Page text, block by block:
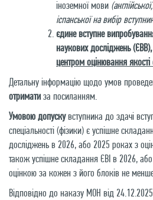
іноземної мови
іспанської на вибір
єдине вступне
наукових досліджень (ЄВВ),
центром оцінювання якості
Детальну інформацію щодо умов
отриматиза посиланням.
Умовою допускувступника до здачі
спеціальності (фізики) є успішне
досліджень в 2026, або 2025 роках з
також успішне складання ЄВІ в 2026,
оцінкою за кожен з його блоків не
Відповідно до наказу МОН від